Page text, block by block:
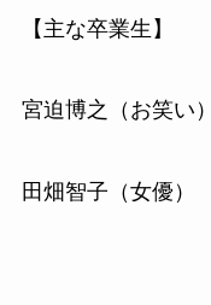
【主な卒業生】
宮迫博之（お笑い）
田畑智子（女優）